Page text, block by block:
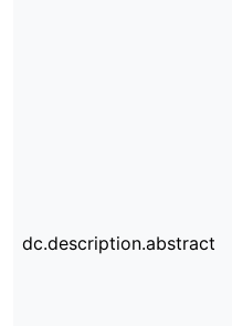
dc.description.abstract